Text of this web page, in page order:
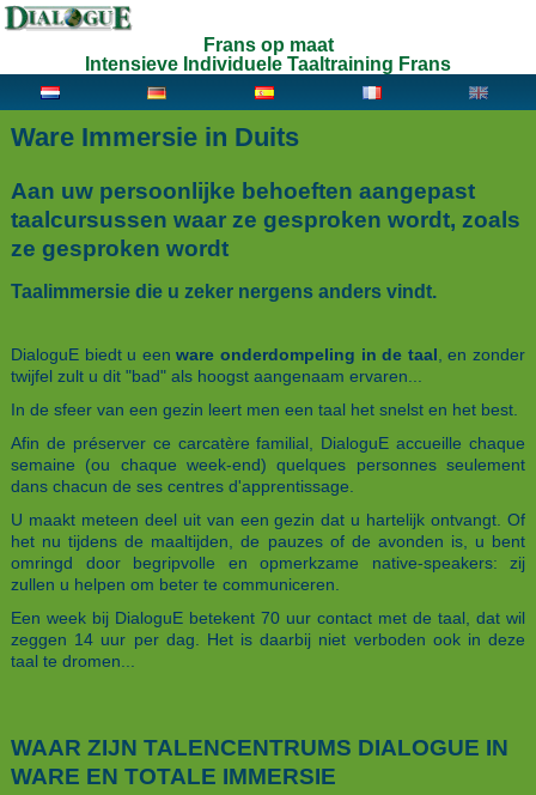
Frans op maat
Intensieve Individuele Taaltraining Frans
Ware Immersie in Duits
Aan uw persoonlijke behoeften aangepast
taalcursussen waar ze gesproken wordt, zoals
ze gesproken wordt
Taalimmersie die u zeker nergens anders vindt.
DialoguE biedt u eenware onderdompeling in de taal, en zonder
twijfel zult u dit "bad" als hoogst aangenaam ervaren...
In de sfeer van een gezin leert men een taal het snelst en het best.
Afin de préserver ce carcatère familial, DialoguE accueille chaque
semaine (ou chaque week-end) quelques personnes seulement
dans chacun de ses centres d'apprentissage.
U maakt meteen deel uit van een gezin dat u hartelijk ontvangt. Of
het nu tijdens de maaltijden, de pauzes of de avonden is, u bent
omringd door begripvolle en opmerkzame native-speakers: zij
zullen u helpen om beter te communiceren.
Een week bij DialoguE betekent 70 uur contact met de taal, dat wil
zeggen 14 uur per dag. Het is daarbij niet verboden ook in deze
taal te dromen...
WAAR ZIJN TALENCENTRUMS DIALOGUE IN
WARE EN TOTALE IMMERSIE